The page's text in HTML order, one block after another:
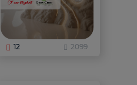
12 2099